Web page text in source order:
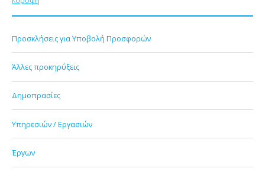
Προσκλήσεις για Υποβολή Προσφορών
Άλλες προκηρύξεις
Δημοπρασίες
Υπηρεσιών / Εργασιών
Έργων